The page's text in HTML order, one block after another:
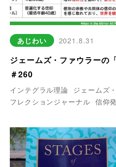
あじわい 2021.8.31
ジェームズ・ファウラーの
＃260
インテグラル理論 ジェームズ
フレクションジャーナル 信仰